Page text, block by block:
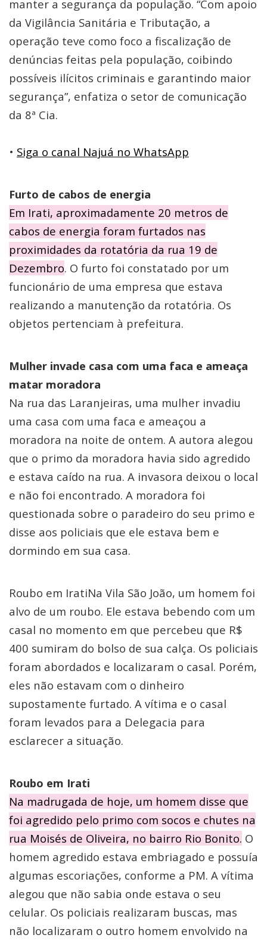
manter a segurança da população. “Com apoio
da Vigilância Sanitária e Tributação, a
operação teve como foco a fiscalização de
denúncias feitas pela população, coibindo
possíveis ilícitos criminais e garantindo maior
segurança”, enfatiza o setor de comunicação
da 8ª Cia.
• Siga o canal Najuá no WhatsApp
Furto de cabos de energia
Em Irati, aproximadamente 20 metros de
cabos de energia foram furtados nas
proximidades da rotatória da rua 19 de
Dezembro. O furto foi constatado por um
funcionário de uma empresa que estava
realizando a manutenção da rotatória. Os
objetos pertenciam à prefeitura.
Mulher invade casa com uma faca e ameaça
matar moradora
Na rua das Laranjeiras, uma mulher invadiu
uma casa com uma faca e ameaçou a
moradora na noite de ontem. A autora alegou
que o primo da moradora havia sido agredido
e estava caído na rua. A invasora deixou o local
e não foi encontrado. A moradora foi
questionada sobre o paradeiro do seu primo e
disse aos policiais que ele estava bem e
dormindo em sua casa.
Roubo em IratiNa Vila São João, um homem foi
alvo de um roubo. Ele estava bebendo com um
casal no momento em que percebeu que R$
400 sumiram do bolso de sua calça. Os policiais
foram abordados e localizaram o casal. Porém,
eles não estavam com o dinheiro
supostamente furtado. A vítima e o casal
foram levados para a Delegacia para
esclarecer a situação.
Roubo em Irati
Na madrugada de hoje, um homem disse que
foi agredido pelo primo com socos e chutes na
rua Moisés de Oliveira, no bairro Rio Bonito. O
homem agredido estava embriagado e possuía
algumas escoriações, conforme a PM. A vítima
alegou que não sabia onde estava o seu
celular. Os policiais realizaram buscas, mas
não localizaram o outro homem envolvido na